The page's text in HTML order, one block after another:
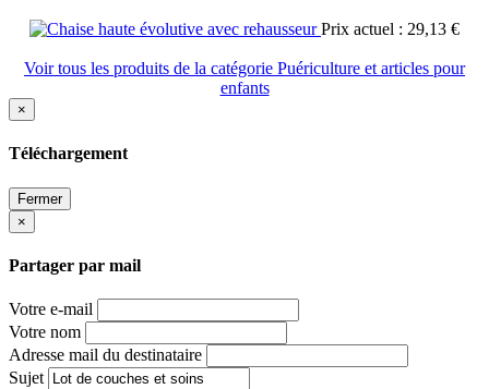
Prix actuel : 29,13 €
Voir tous les produits de la catégorie Puériculture et articles pour
enfants
×
Téléchargement
Fermer
×
Partager par mail
Votre e-mail
Votre nom
Adresse mail du destinataire
Sujet